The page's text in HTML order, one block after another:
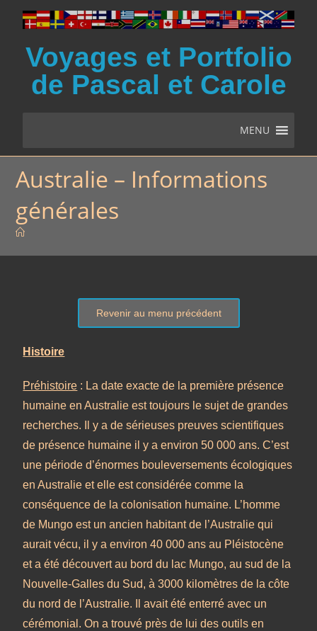
Voyages et Portfolio
de Pascal et Carole
MENU
Australie – Informations
générales
Revenir au menu précédent
Histoire
Préhistoire : La date exacte de la première présence
humaine en Australie est toujours le sujet de grandes
recherches. Il y a de sérieuses preuves scientifiques
de présence humaine il y a environ 50 000 ans. C’est
une période d’énormes bouleversements écologiques
en Australie et elle est considérée comme la
conséquence de la colonisation humaine. L’homme
de Mungo est un ancien habitant de l’Australie qui
aurait vécu, il y a environ 40 000 ans au Pléistocène
et a été découvert au bord du lac Mungo, au sud de la
Nouvelle-Galles du Sud, à 3000 kilomètres de la côte
du nord de l’Australie. Il avait été enterré avec un
cérémonial. On a trouvé près de lui des outils en